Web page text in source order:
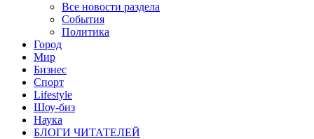
Все новости раздела
События
Политика
Город
Мир
Бизнес
Спорт
Lifestyle
Шоу-биз
Наука
БЛОГИ ЧИТАТЕЛЕЙ